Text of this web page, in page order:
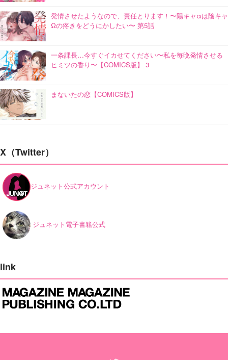
発情させたようなので、責任とります！〜陽キャαは陰キャ
Ωの疼きをどうにかしたい〜 第5話
一条課長…今すぐイカせてください〜私を毎晩発情させる
ヒミツの香り〜【COMICS版】 3
まないたの恋【COMICS版】
X（Twitter）
ジュネット公式アカウント
ジュネット電子書籍公式
link